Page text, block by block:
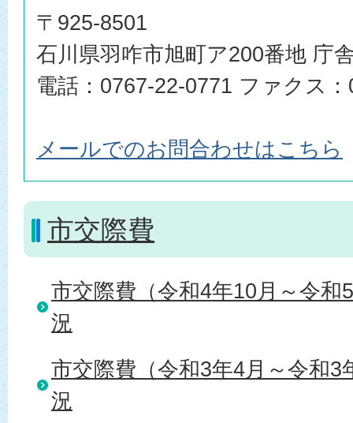
〒925-8501
石川県羽咋市旭町ア200番地 庁
電話：0767-22-0771 ファクス
メールでのお問合わせはこちら
市交際費
市交際費（令和4年10月～令和
況
市交際費（令和3年4月～令和3
況